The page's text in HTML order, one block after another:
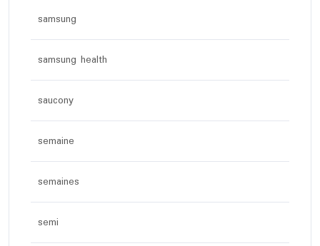
samsung
samsung health
saucony
semaine
semaines
semi